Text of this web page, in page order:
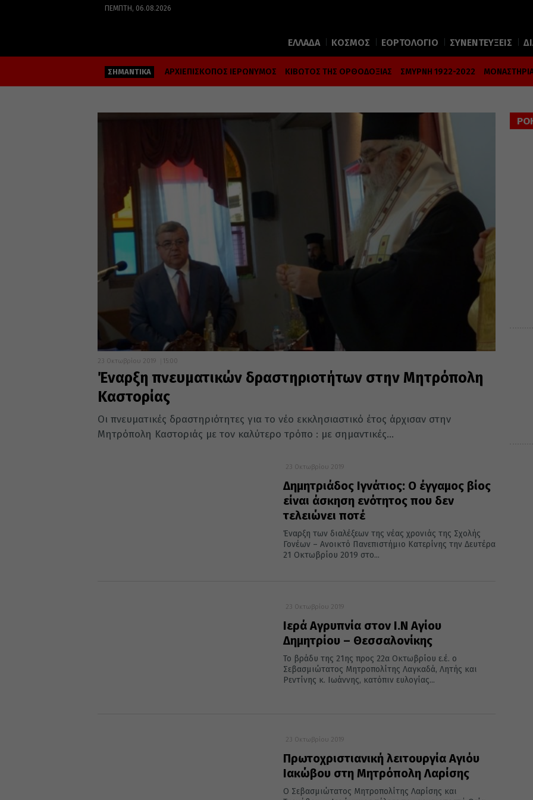
ΠΈΜΠΤΗ, 06.08.2026
ΕΛΛΑΔΑ ΚΟΣΜΟΣ ΕΟΡΤΟΛΟΓΙΟ ΣΥΝΕΝΤΕΥΞΕΙΣ
ΣΗΜΑΝΤΙΚΑ ΑΡΧΙΕΠΙΣΚΟΠΟΣ ΙΕΡΩΝΥΜΟΣ ΚΙΒΩΤΟΣ ΤΗΣ ΟΡΘΟΔΟΞΙΑΣ ΣΜΥΡΝΗ 1922-2022
23 Οκτωβρίου 2019 15:00
Έναρξη πνευματικών δραστηριοτήτων στην Μητρόπολη
Καστορίας
Οι πνευματικές δραστηριότητες για το νέο εκκλησιαστικό έτος άρχισαν στην
Μητρόπολη Καστοριάς με τον καλύτερο τρόπο : με σημαντικές...
23 Οκτωβρίου 2019
Δημητριάδος Ιγνάτιος: Ο έγγαμος βίος
είναι άσκηση ενότητος που δεν
τελειώνει ποτέ
Έναρξη των διαλέξεων της νέας χρονιάς της Σχολής
Γονέων – Ανοικτό Πανεπιστήμιο Κατερίνης την Δευτέρα
21 Οκτωβρίου 2019 στο...
23 Οκτωβρίου 2019
Ιερά Αγρυπνία στον Ι.Ν Αγίου
Δημητρίου – Θεσσαλονίκης
Το βράδυ της 21ης προς 22α Οκτωβρίου ε.έ. ο
Σεβασμιώτατος Μητροπολίτης Λαγκαδά, Λητής και
Ρεντίνης κ. Ιωάννης, κατόπιν ευλογίας...
23 Οκτωβρίου 2019
Πρωτοχριστιανική λειτουργία Αγιόυ
Ιακώβου στη Μητρόπολη Λαρίσης
Ο Σεβασμιώτατος Μητροπολίτης Λαρίσης και